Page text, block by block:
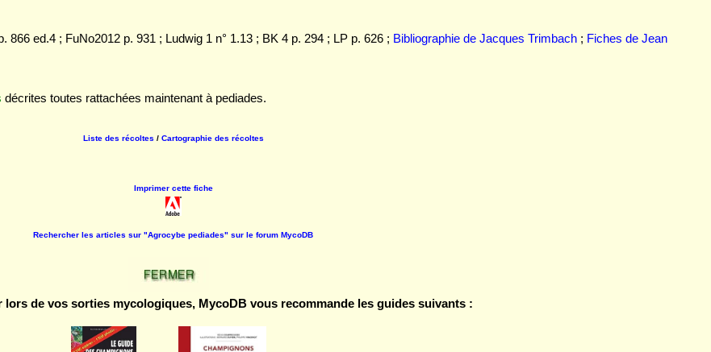
ed.4 ; FuNo2012 p. 931 ; Ludwig 1 n° 1.13 ; BK 4 p. 294 ; LP p. 626 ; Bibliographie de Jacques Trimbach ; Fiches de Jean
décrites toutes rattachées maintenant à pediades.
Liste des récoltes / Cartographie des récoltes
Imprimer cette fiche
Rechercher les articles sur "Agrocybe pediades" sur le forum MycoDB
lors de vos sorties mycologiques, MycoDB vous recommande les guides suivants :